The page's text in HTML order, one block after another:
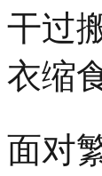
干过
衣缩
面对